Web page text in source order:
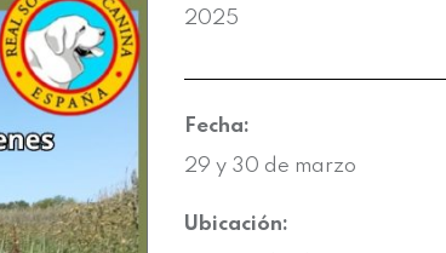
2025
Fecha:
29 y 30 de marzo
Ubicación: